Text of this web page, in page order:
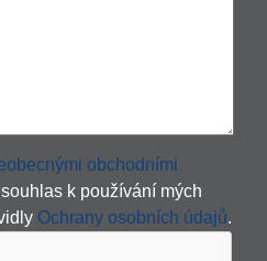
obchodními
k používání mých
Ochrany osobních údajů.